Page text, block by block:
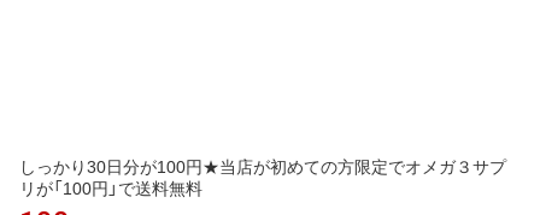
しっかり30日分が100円★当店が初めての方限定でオメガ３サプ
リが「100円」で送料無料